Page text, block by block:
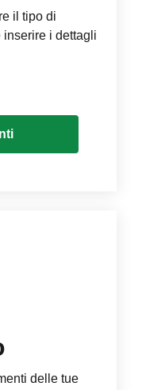
il tipo di
inserire i dettagli
delle tue